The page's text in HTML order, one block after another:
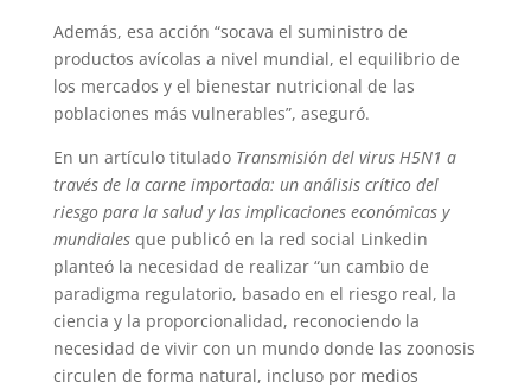
Además, esa acción “socava el suministro de
productos avícolas a nivel mundial, el equilibrio de
los mercados y el bienestar nutricional de las
poblaciones más vulnerables”, aseguró.
En un artículo titulado Transmisión del virus H5N1 a
través de la carne importada: un análisis crítico del
riesgo para la salud y las implicaciones económicas y
mundialesque publicó en la red social Linkedin
planteó la necesidad de realizar “un cambio de
paradigma regulatorio, basado en el riesgo real, la
ciencia y la proporcionalidad, reconociendo la
necesidad de vivir con un mundo donde las zoonosis
circulen de forma natural, incluso por medios